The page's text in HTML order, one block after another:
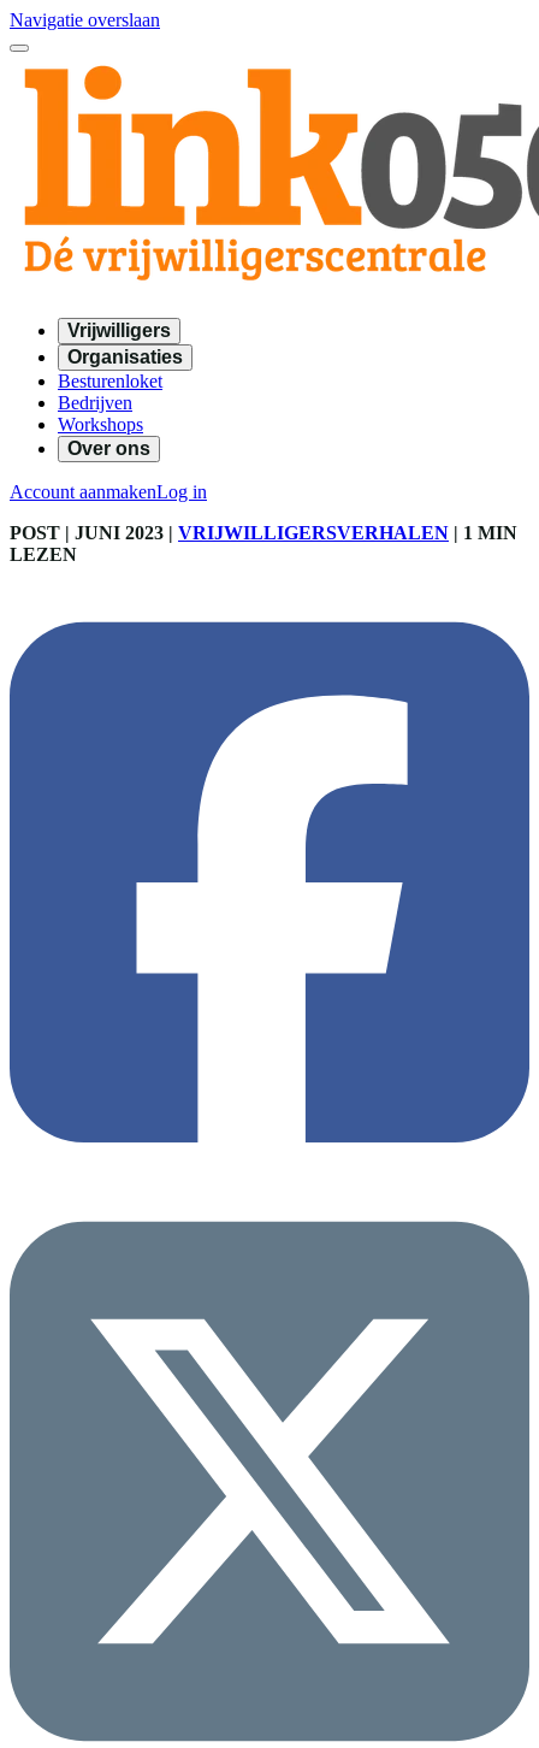
Navigatie overslaan
Vrijwilligers
Organisaties
Besturenloket
Bedrijven
Workshops
Over ons
Account aanmakenLog in
POST | JUNI 2023 | VRIJWILLIGERSVERHALEN | 1 MIN
LEZEN